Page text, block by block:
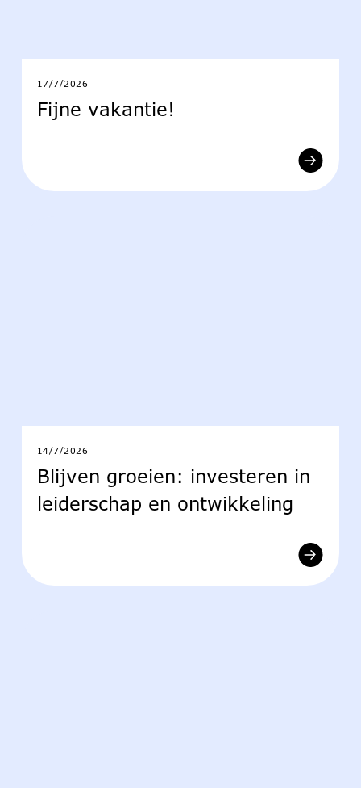
17/7/2026
Fijne vakantie!
14/7/2026
Blijven groeien: investeren in
leiderschap en ontwikkeling